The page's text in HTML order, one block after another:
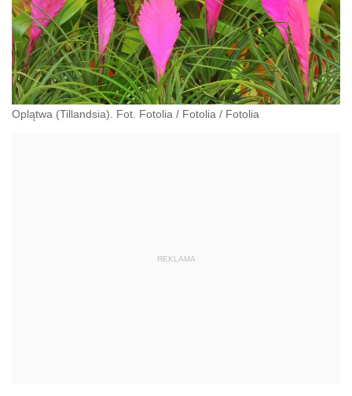
Oplątwa (Tillandsia). Fot. Fotolia / Fotolia / Fotolia